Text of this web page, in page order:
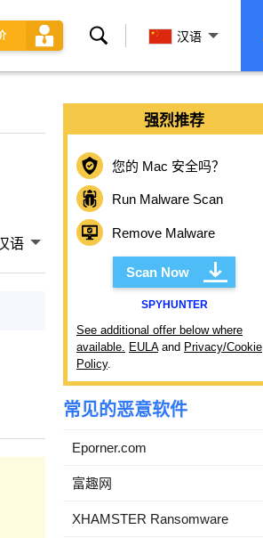
搜
汉语
语
强烈推荐
您的 Mac 安全吗？
Run Malware Scan
Remove Malware
Scan Now
SPYHUNTER
See additional offer below where
available. EULAand Privacy/Cookie
Policy.
常见的恶意软件
Eporner.com
富趣网
XHAMSTER Ransomware